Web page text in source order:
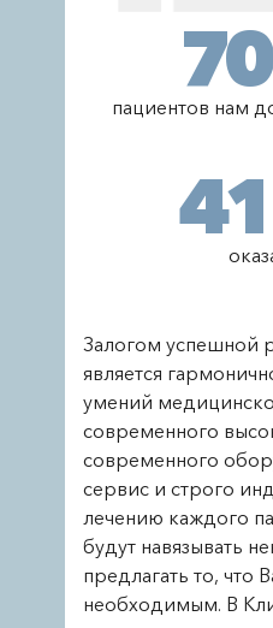
пациентов нам
Залогом успешной
является
умений
современного
современного
сервис и строго
лечению каждого
будут навязывать
предлагать то, что
необходимым. В